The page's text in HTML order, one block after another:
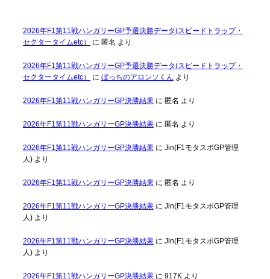
2026年F1第11戦ハンガリーGP予選決勝データ(スピードトラップ・
セクタータイムetc）
に 匿名 より
2026年F1第11戦ハンガリーGP予選決勝データ(スピードトラップ・
セクタータイムetc）
に ぼっちのアロンソくん より
2026年F1第11戦ハンガリーGP決勝結果に 匿名 より
2026年F1第11戦ハンガリーGP決勝結果に 匿名 より
2026年F1第11戦ハンガリーGP決勝結果に Jin(F1モタスポGP管理
人)より
2026年F1第11戦ハンガリーGP決勝結果に 匿名 より
2026年F1第11戦ハンガリーGP決勝結果に Jin(F1モタスポGP管理
人)より
2026年F1第11戦ハンガリーGP決勝結果に Jin(F1モタスポGP管理
人)より
2026年F1第11戦ハンガリーGP決勝結果に 917Kより